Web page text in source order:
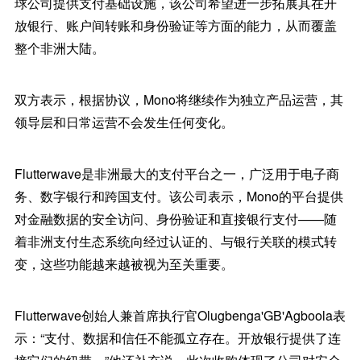
放银行、账户间转账和身份验证等方面的能力，从而覆盖
整个非洲大陆。
双方表示，根据协议，Mono将继续作为独立产品运营，其
领导层和日常运营不会发生任何变化。
Flutterwave是非洲最大的支付平台之一，广泛用于电子商
务、数字银行和跨国支付。该公司表示，Mono的平台提供
对金融数据的安全访问、身份验证和直接银行支付——随
着非洲支付生态系统向经过认证的、与银行关联的模式转
变，这些功能越来越被视为至关重要。
Flutterwave创始人兼首席执行官Olugbenga'GB'Agboola表
示：“支付、数据和信任不能孤立存在。开放银行提供了连